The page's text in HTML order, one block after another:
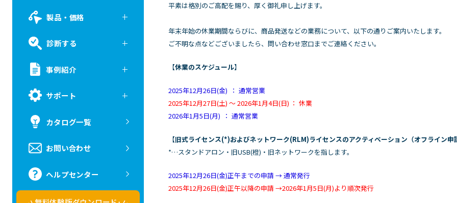
製品・価格
診断する
事例紹介
サポート
カタログ一覧
お問い合わせ
ヘルプセンター
平素は格別のご高配を賜り、厚く御礼申し上げます。
年末年始の休業期間ならびに、商品発送などの業務について、以下の通りご案内いたします。
ご不明な点などございましたら、問い合わせ窓口までご連絡ください。
【休業のスケジュール】
2025年12月26日(金) ： 通常営業
2025年12月27日(土) ～ 2026年1月4日(日) ： 休業
2026年1月5日(月) ： 通常営業
【旧式ライセンス(*)およびネットワーク(RLM)ライセンスのアクティベーション（オフライン申
*…スタンドアロン・旧USB(橙)・旧ネットワークを指します。
2025年12月26日(金)正午までの申請 → 通常発行
2025年12月26日(金)正午以降の申請 →2026年1月5日(月)より順次発行